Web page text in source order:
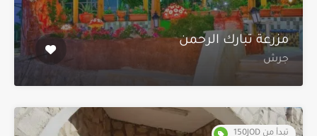
مزرعة تبارك الرحمن
جرش
تبدأ من 150JOD